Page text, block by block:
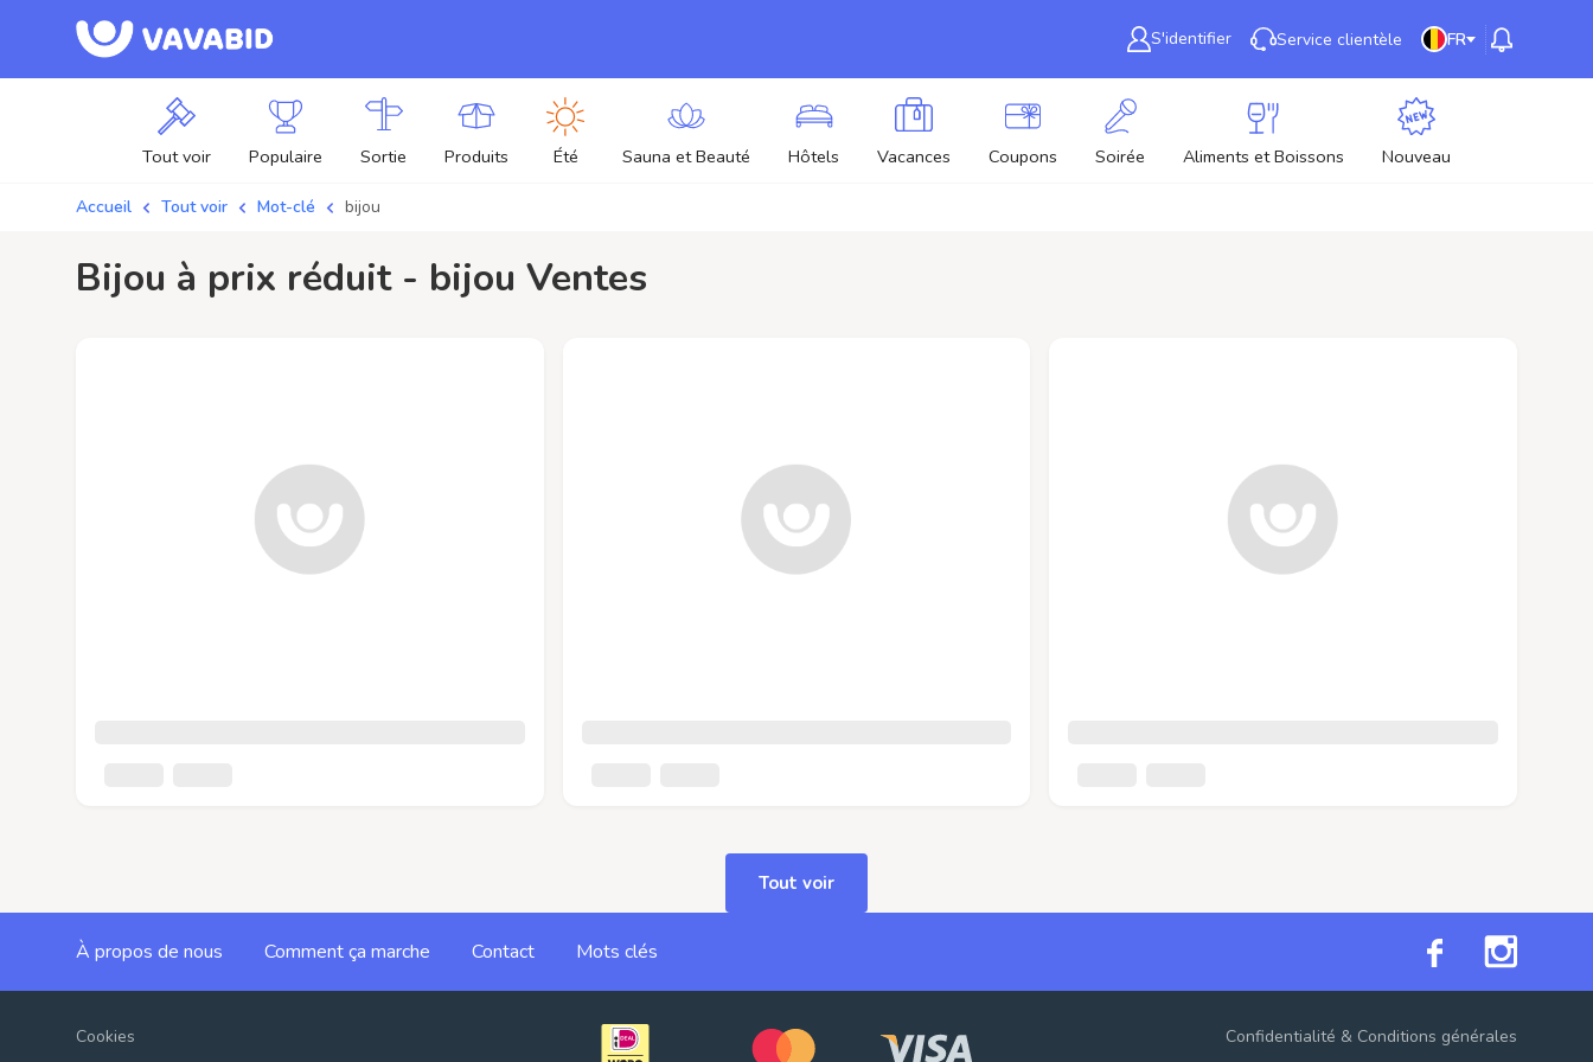
S'identifier Service clientèle FR
Tout voir Populaire Sortie Produits Été Sauna et Beauté Hôtels Vacances Coupons Soirée Aliments et Boissons Nouveau
Accueil Tout voir Mot-clé bijou
bijou à prix réduit - bijou Ventes
Tout voir
À propos de nous Comment ça marche Contact Mots clés
Cookies Confidentialité & Conditions générales